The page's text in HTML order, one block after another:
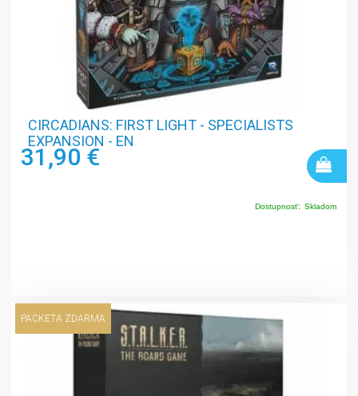
CIRCADIANS: FIRST LIGHT - SPECIALISTS
EXPANSION - EN
31,90 €
Dostupnosť: Skladom
PACKETA ZDARMA